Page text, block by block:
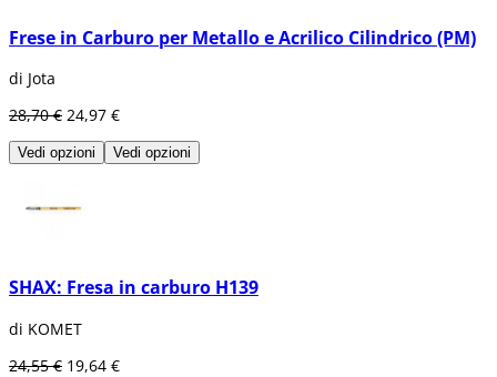
Frese in Carburo per Metallo e Acrilico Cilindrico (PM)
di Jota
28,70 € 24,97 €
Vedi opzioni Vedi opzioni
SHAX: Fresa in carburo H139
di KOMET
24,55 € 19,64 €